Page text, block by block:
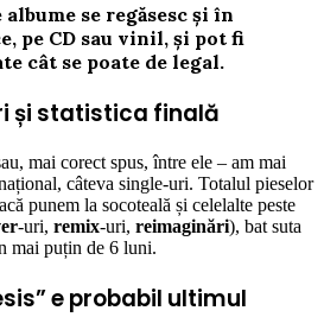
albume se regăsesc și în
pe CD sau vinil, și pot fi
cât se poate de legal.
și statistica finală
mai corect spus, între ele – am mai
câteva single-uri. Totalul pieselor
punem la socoteală și celelalte peste
-uri, remix-uri, reimaginări), bat suta
mai puțin de 6 luni.
e probabil ultimul